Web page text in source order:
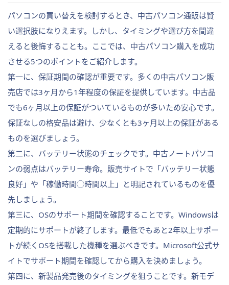
パソコンの買い替えを検討するとき、中古パソコン通販は賢
い選択肢になりえます。しかし、タイミングや選び方を間違
えると後悔することも。ここでは、中古パソコン購入を成功
させる5つのポイントをご紹介します。
第一に、保証期間の確認が重要です。多くの中古パソコン販
売店では3ヶ月から1年程度の保証を提供しています。中古品
でも6ヶ月以上の保証がついているものが多いため安心です。
保証なしの格安品は避け、少なくとも3ヶ月以上の保証がある
ものを選びましょう。
第二に、バッテリー状態のチェックです。中古ノートパソコ
ンの弱点はバッテリー寿命。販売サイトで「バッテリー状態
良好」や「稼働時間◯時間以上」と明記されているものを優
先しましょう。
第三に、OSのサポート期間を確認することです。Windowsは
定期的にサポートが終了します。最低でもあと2年以上サポー
トが続くOSを搭載した機種を選ぶべきです。Microsoft公式サ
イトでサポート期間を確認してから購入を決めましょう。
第四に、新製品発売後のタイミングを狙うことです。新モデ